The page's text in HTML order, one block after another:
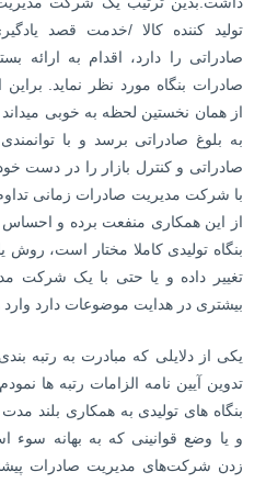
تولید کننده کالا /خدمت قصد
صادراتی را دارد، اقدام به ارائه
صادرات بنگاه مورد نظر نماید.
از همان نخستین لحظه به خوبی می­داند
به بلوغ صادراتی برسد و با
صادراتی و کنترل بازار را در دست خود
با شرکت مدیریت صادرات زمانی
از این همکاری منفعت برده و احساس
بنگاه تولیدی کاملا مختار است، روش
تغییر داده و یا حتی با یک شرکت
بیشتری در هدایت موضوعات دارد
یکی از دلایلی که مبادرت به رتبه
تدوین آیین نامه الزامات رتبه ها
بنگاه های تولیدی به همکاری بلند
و یا وضع قوانینی که به بهانه سوء
زدن شرکت‌های مدیریت صادرات